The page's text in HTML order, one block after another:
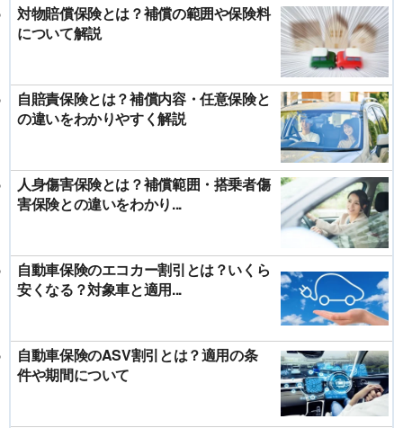
対物賠償保険とは？補償の範囲や保険料
について解説
自賠責保険とは？補償内容・任意保険と
の違いをわかりやすく解説
人身傷害保険とは？補償範囲・搭乗者傷
害保険との違いをわかり...
自動車保険のエコカー割引とは？いくら
安くなる？対象車と適用...
自動車保険のASV割引とは？適用の条
件や期間について